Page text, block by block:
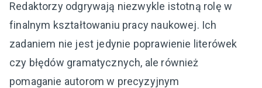
Redaktorzy odgrywają niezwykle istotną rolę w
finalnym kształtowaniu pracy naukowej. Ich
zadaniem nie jest jedynie poprawienie literówek
czy błędów gramatycznych, ale również
pomaganie autorom w precyzyjnym